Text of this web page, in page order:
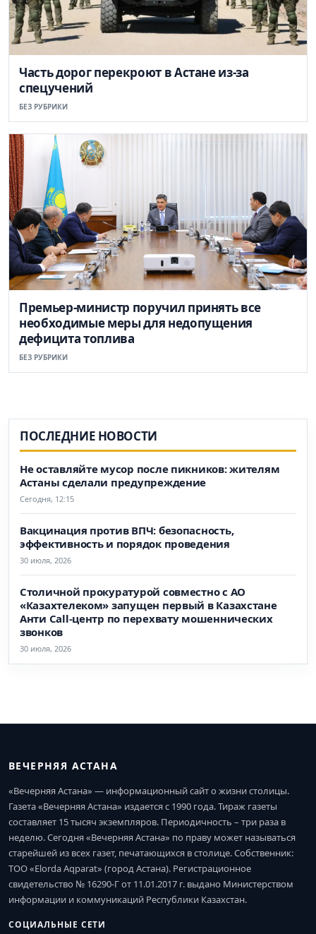
Часть дорог перекроют в Астане из-за
спецучений
БЕЗ РУБРИКИ
Премьер-министр поручил принять все
необходимые меры для недопущения
дефицита топлива
БЕЗ РУБРИКИ
ПОСЛЕДНИЕ НОВОСТИ
Не оставляйте мусор после пикников: жителям
Астаны сделали предупреждение
Сегодня, 12:15
Вакцинация против ВПЧ: безопасность,
эффективность и порядок проведения
30 июля, 2026
Столичной прокуратурой совместно с АО
«Казахтелеком» запущен первый в Казахстане
Анти Call-центр по перехвату мошеннических
звонков
30 июля, 2026
ВЕЧЕРНЯЯ АСТАНА
«Вечерняя Астана» — информационный сайт о жизни столицы.
Газета «Вечерняя Астана» издается с 1990 года. Тираж газеты
составляет 15 тысяч экземпляров. Периодичность – три раза в
неделю. Сегодня «Вечерняя Астана» по праву может называться
старейшей из всех газет, печатающихся в столице. Собственник:
ТОО «Elorda Aqparat» (город Астана). Регистрационное
свидетельство № 16290-Г от 11.01.2017 г. выдано Министерством
информации и коммуникаций Республики Казахстан.
СОЦИАЛЬНЫЕ СЕТИ